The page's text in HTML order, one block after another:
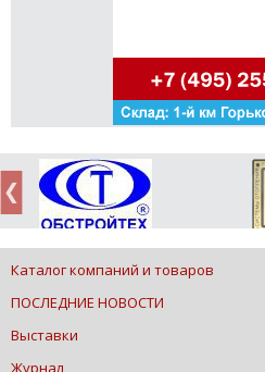
Каталог компаний и товаров
ПОСЛЕДНИЕ НОВОСТИ
Выставки
Журнал